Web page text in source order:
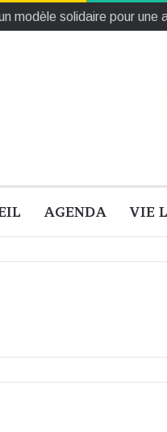
un modèle solidaire pour
AGENDA VIE